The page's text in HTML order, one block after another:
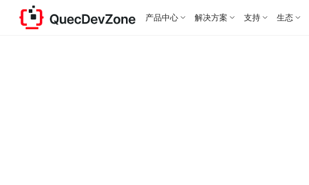
产品中心 解决方案 支持 生态